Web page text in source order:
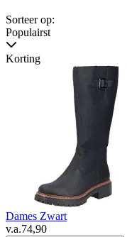
Sorteer op:
Populairst
Korting
Dames Zwart
v.a.74,90